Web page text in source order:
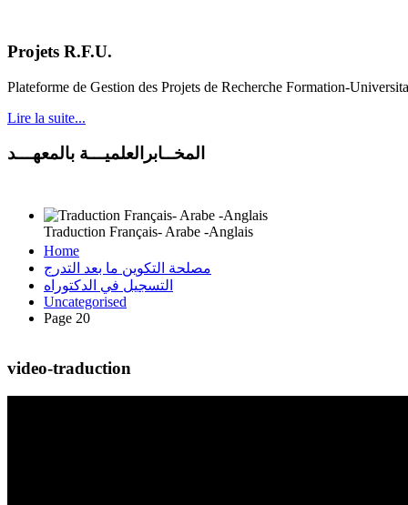
Traduction Français- Arabe -Anglais
Projets R.F.U.
Plateforme de Gestion des Projets de Recherche Formation-
Lire la suite...
المخــابرالعلميـــة بالمعهـــد
Home
مصلحة التكوين ما بعد التدرج
التسجيل في الدكتوراه
Uncategorised
Page 20
video-traduction